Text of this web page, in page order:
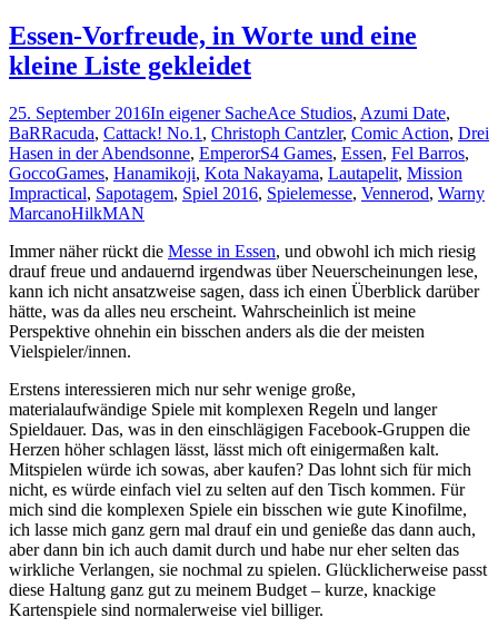
Essen-Vorfreude, in Worte und eine
kleine Liste gekleidet
25. September 2016In eigener SacheAce Studios, Azumi Date,
BaRRacuda, Cattack! No.1 , Christoph Cantzler, Comic Action, Drei
Hasen in der Abendsonne, EmperorS4 Games, Essen, Fel Barros,
GoccoGames, Hanamikoji, Kota Nakayama, Lautapelit, Mission
Impractical, Sapotagem, Spiel 2016, Spielemesse, Vennerod, Warny
MarcanoHilkMAN
Immer näher rückt die Messe in Essen, und obwohl ich mich riesig
drauf freue und andauernd irgendwas über Neuerscheinungen lese,
kann ich nicht ansatzweise sagen, dass ich einen Überblick darüber
hätte, was da alles neu erscheint. Wahrscheinlich ist meine
Perspektive ohnehin ein bisschen anders als die der meisten
Vielspieler/innen.
Erstens interessieren mich nur sehr wenige große,
materialaufwändige Spiele mit komplexen Regeln und langer
Spieldauer. Das, was in den einschlägigen Facebook-Gruppen die
Herzen höher schlagen lässt, lässt mich oft einigermaßen kalt.
Mitspielen würde ich sowas, aber kaufen? Das lohnt sich für mich
nicht, es würde einfach viel zu selten auf den Tisch kommen. Für
mich sind die komplexen Spiele ein bisschen wie gute Kinofilme,
ich lasse mich ganz gern mal drauf ein und genieße das dann auch,
aber dann bin ich auch damit durch und habe nur eher selten das
wirkliche Verlangen, sie nochmal zu spielen. Glücklicherweise passt
diese Haltung ganz gut zu meinem Budget – kurze, knackige
Kartenspiele sind normalerweise viel billiger.